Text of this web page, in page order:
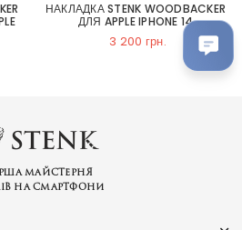
НАКЛАДКА STENK WOODBACKER
ДЛЯ APPLE IPHONE 14
3 200 грн.
майстерня
на смартфони